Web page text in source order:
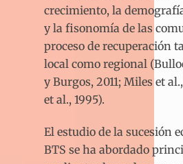
crecimiento, la
y la fisonomía de las
proceso de recuperación
local como regional
y Burgos, 2011; Miles et
et al., 1995).
El estudio de la sucesión
BTS se ha abordado